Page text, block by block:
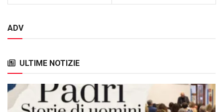
ADV
ULTIME NOTIZIE